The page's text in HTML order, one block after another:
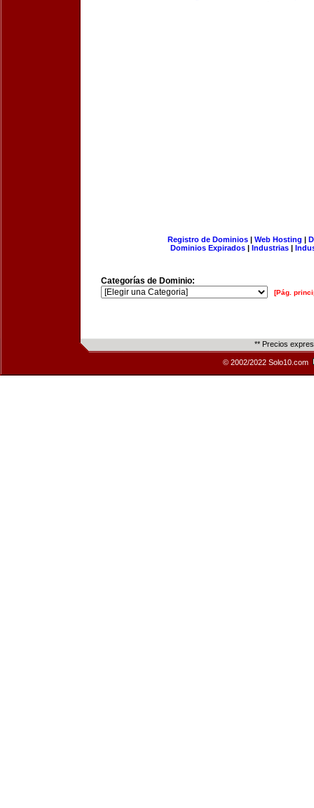
Registro de Dominios| Web Hosting |
Dominios Expirados | Industrias |
Categorías de Dominio:
[Pág.
** Precios
© 2002/2022 Solo10.com